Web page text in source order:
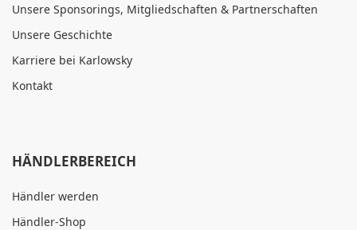
Unsere Sponsorings, Mitgliedschaften & Partnerschaften
Unsere Geschichte
Karriere bei Karlowsky
Kontakt
HÄNDLERBEREICH
Händler werden
Händler-Shop